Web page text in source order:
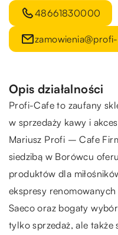
48661830000
Opis działalności
Profi-Cafe to zaufany
w sprzedaży kawy i
Mariusz Profi – Cafe
siedzibą w Borówcu
produktów dla
ekspresy
Saeco oraz bogaty
tylko sprzedaż, ale także